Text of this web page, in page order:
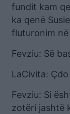
fundit kam
ka qenë
fluturonim
Fevziu: Së
LaCivita:
Fevziu: Si
zotëri jashtë